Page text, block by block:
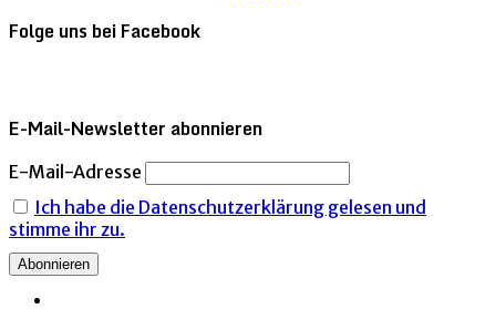
Folge uns bei Facebook
E-Mail-Newsletter abonnieren
E-Mail-Adresse
Ich habe die Datenschutzerklärung gelesen und
stimme ihr zu.